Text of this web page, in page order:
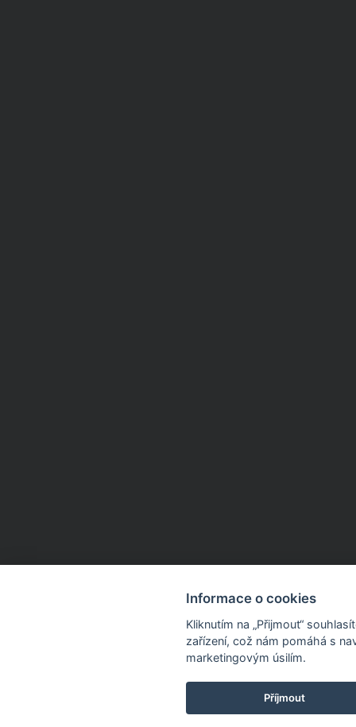
Informace o cookies
Kliknutím na „Přijmout“
zařízení, což nám pomáhá s
marketingovým úsilím.
Příjmout